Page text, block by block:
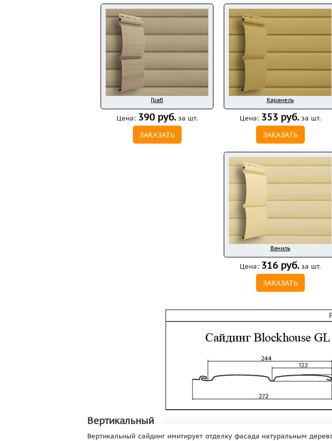
Граб Карамель
Цена: 390 руб. за шт.
ЗАКАЗАТЬ
Цена: 353 руб. за шт.
ЗАКАЗАТЬ
Ваниль
Цена: 316 руб. за шт.
ЗАКАЗАТЬ
Вертикальный
Вертикальный сайдинг имитирует отделку фасада натуральным